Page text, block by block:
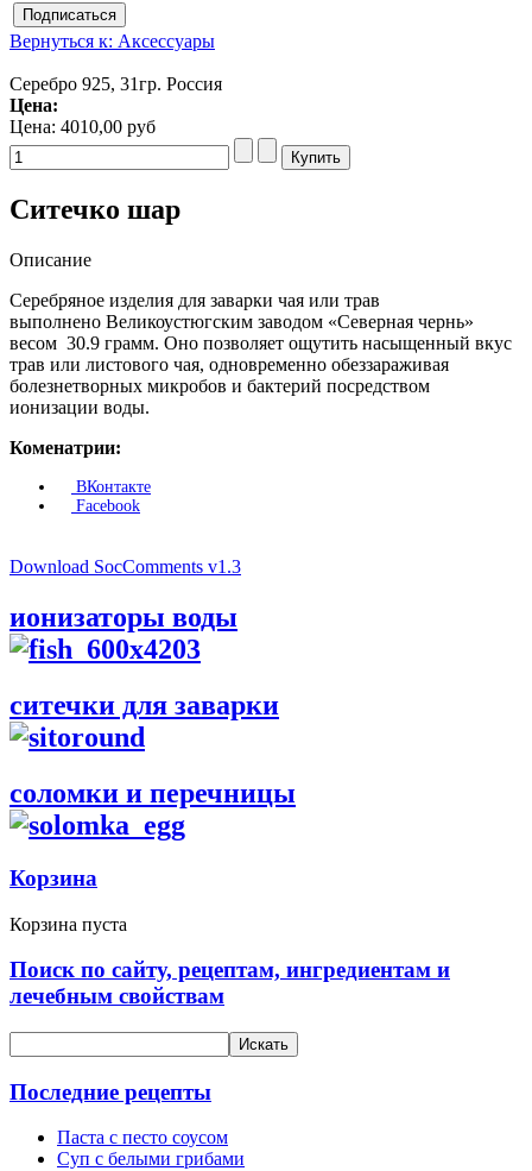
Вернуться к: Аксессуары
Серебро 925, 31гр. Россия
Цена:
Цена: 4010,00 руб
Ситечко шар
Описание
Серебряное изделия для заварки чая или трав
выполнено Великоустюгским заводом «Северная чернь»
весом 30.9 грамм. Оно позволяет ощутить насыщенный вкус
трав или листового чая, одновременно обеззараживая
болезнетворных микробов и бактерий посредством
ионизации воды.
Коменатрии:
ВКонтакте
Facebook
Download SocComments v1.3
ионизаторы воды
ситечки для заварки
соломки и перечницы
Корзина
Корзина пуста
Поиск по сайту, рецептам, ингредиентам и
лечебным свойствам
Последние рецепты
Паста с песто соусом
Суп с белыми грибами